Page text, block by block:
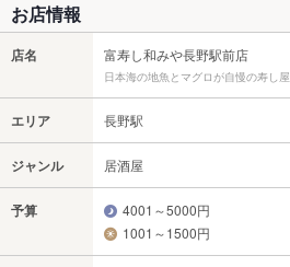
お店情報
店名 富寿し和みや長野駅前店
日本海の地魚とマグロが自慢の寿し屋
エリア 長野駅
ジャンル 居酒屋
予算
4001～5000円
1001～1500円